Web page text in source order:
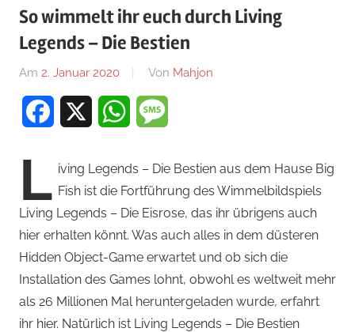
So wimmelt ihr euch durch Living
Legends – Die Bestien
Am 2. Januar 2020 Von Mahjon
Wimmelbild-
Spiele
Wimmelbild-
Spiele,
Wimmelbild-
Spiele
Facebook WhatsApp
L iving Legends – Die Bestien aus dem Hause Big
Fish ist die Fortführung des Wimmelbildspiels
Living Legends – Die Eisrose, das ihr übrigens auch
hier erhalten könnt. Was auch alles in dem düsteren
Hidden Object-Game erwartet und ob sich die
Installation des Games lohnt, obwohl es weltweit mehr
als 26 Millionen Mal heruntergeladen wurde, erfahrt
ihr hier. Natürlich ist Living Legends – Die Bestien